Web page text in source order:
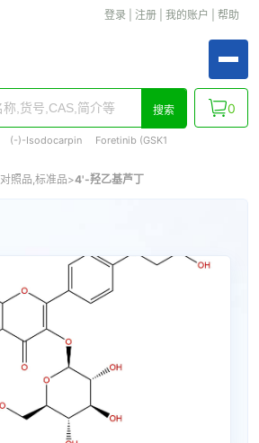
登录 注册 我的账户 帮助
搜索
(-)-Isodocarpin Foretinib (GSK1
0
对照品,标准品>4'-羟乙基芦丁